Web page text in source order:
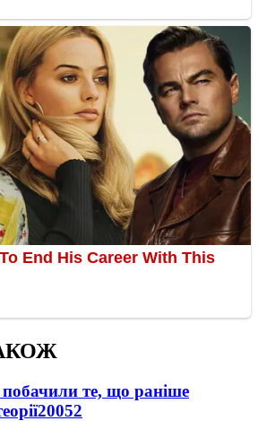
те, що раніше
20052